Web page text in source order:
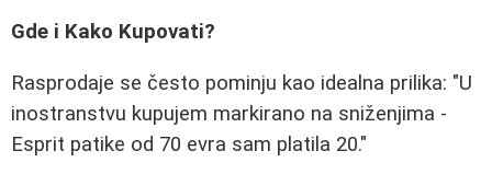
Gde i Kako Kupovati?
Rasprodaje se često pominju kao idealna prilika: "U
inostranstvu kupujem markirano na sniženjima -
Esprit patike od 70 evra sam platila 20."